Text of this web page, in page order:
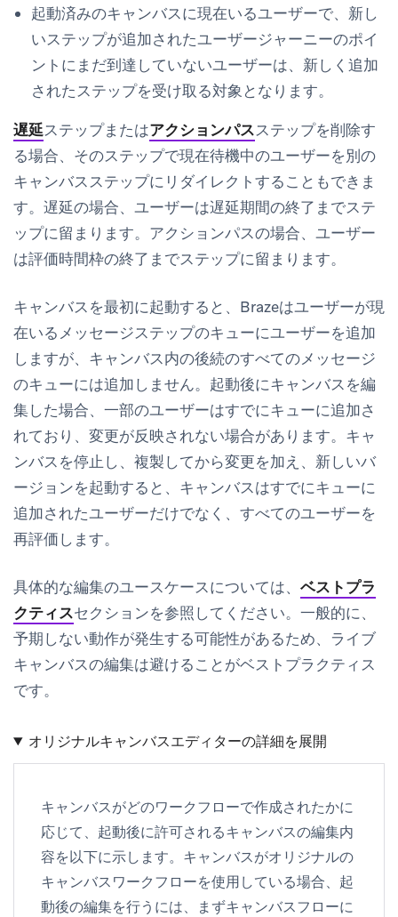
起動済みのキャンバスに現在いるユーザーで、新し
いステップが追加されたユーザージャーニーのポイ
ントにまだ到達していないユーザーは、新しく追加
されたステップを受け取る対象となります。
遅延ステップまたはアクションパスステップを削除す
る場合、そのステップで現在待機中のユーザーを別の
キャンバスステップにリダイレクトすることもできま
す。遅延の場合、ユーザーは遅延期間の終了までステ
ップに留まります。アクションパスの場合、ユーザー
は評価時間枠の終了までステップに留まります。
キャンバスを最初に起動すると、Brazeはユーザーが現
在いるメッセージステップのキューにユーザーを追加
しますが、キャンバス内の後続のすべてのメッセージ
のキューには追加しません。起動後にキャンバスを編
集した場合、一部のユーザーはすでにキューに追加さ
れており、変更が反映されない場合があります。キャ
ンバスを停止し、複製してから変更を加え、新しいバ
ージョンを起動すると、キャンバスはすでにキューに
追加されたユーザーだけでなく、すべてのユーザーを
再評価します。
具体的な編集のユースケースについては、 ベストプラ
クティスセクションを参照してください。一般的に、
予期しない動作が発生する可能性があるため、ライブ
キャンバスの編集は避けることがベストプラクティス
です。
オリジナルキャンバスエディターの詳細を展開
キャンバスがどのワークフローで作成されたかに
応じて、起動後に許可されるキャンバスの編集内
容を以下に示します。キャンバスがオリジナルの
キャンバスワークフローを使用している場合、起
動後の編集を行うには、まずキャンバスフローに